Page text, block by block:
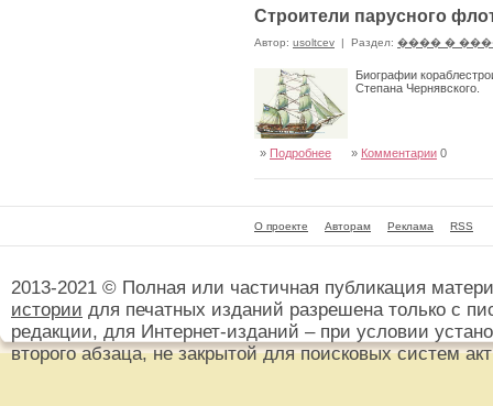
Строители парусного
Автор: usoltcev | Раздел: ���� �
Биографии
Степана Чернявского.
» Подробнее » Комментарии 0
О проекте Авторам Реклама RSS
2013-2021 © Полная или частичная публикация
истории для печатных изданий разрешена только с
редакции, для Интернет-изданий – при условии
второго абзаца, не закрытой для поисковых систем